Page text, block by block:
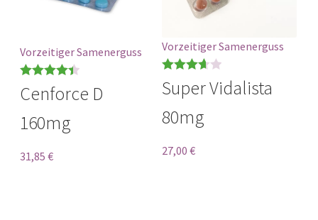
Vorzeitiger Samenerguss
Bewertet
von 5
Cenforce D
160mg
31,85 €
Vorzeitiger Samenerguss
Bewertet
3.67
von 5
Super Vidalista
80mg
27,00 €